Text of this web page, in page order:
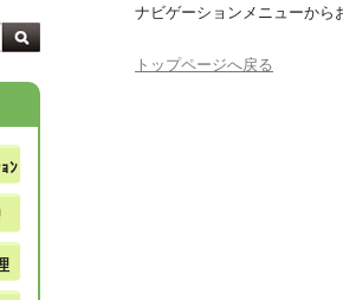
ナビゲーションメニューから
トップページへ戻る
ﾝ